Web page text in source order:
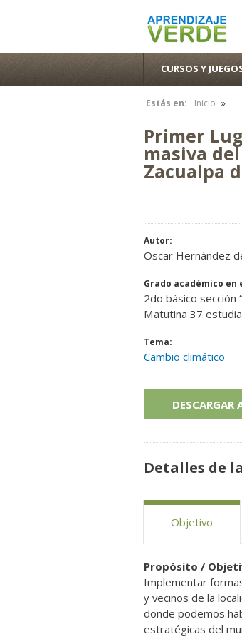
CURSOS Y
Estás en:
Se encuentra
Inicio »
Primer
masiva
Zacualpa
Autor:
Oscar Hernández
Grado académico en
2do básico sección
Matutina 37
Tema:
Cambio climático
DESCARGAR
Detalles de
Objetivo
Propósito /
Implementar
y vecinos de la
donde podemos
estratégicas del